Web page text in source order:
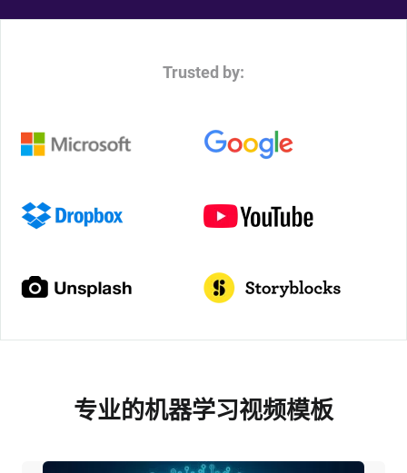
Trusted by:
专业的机器学习视频模板